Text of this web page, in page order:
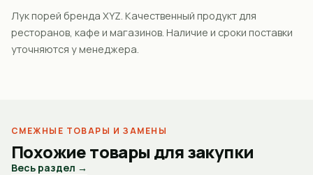
Лук порей бренда XYZ. Качественный продукт для
ресторанов, кафе и магазинов. Наличие и сроки поставки
уточняются у менеджера.
СМЕЖНЫЕ ТОВАРЫ И ЗАМЕНЫ
Похожие товары для закупки
Весь раздел →